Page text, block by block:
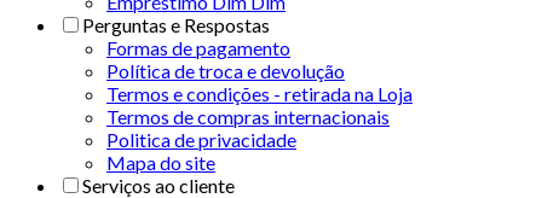
Perguntas e Respostas
Formas de pagamento
Política de troca e devolução
Termos e condições - retirada na Loja
Termos de compras internacionais
Politica de privacidade
Mapa do site
Serviços ao cliente